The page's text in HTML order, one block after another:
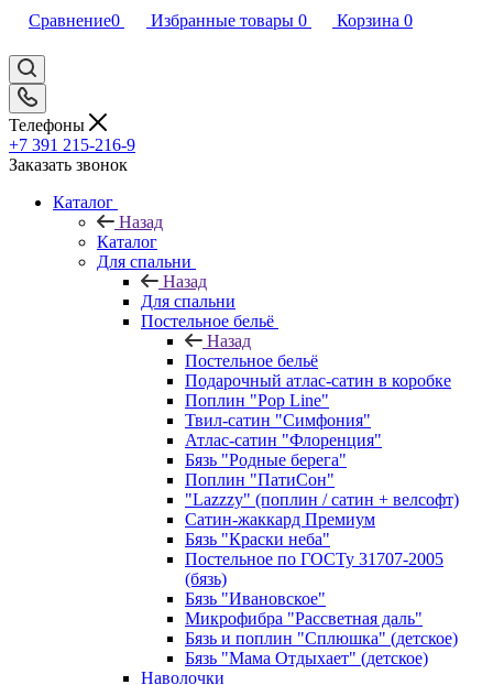
Сравнение0 Избранные товары 0 Корзина 0
Телефоны
+7 391 215-216-9
Заказать звонок
Каталог
Назад
Каталог
Для спальни
Назад
Для спальни
Постельное бельё
Назад
Постельное бельё
Подарочный атлас-сатин в коробке
Поплин "Pop Line"
Твил-сатин "Симфония"
Атлас-сатин "Флоренция"
Бязь "Родные берега"
Поплин "ПатиСон"
"Lazzzy" (поплин / сатин + велсофт)
Сатин-жаккард Премиум
Бязь "Краски неба"
Постельное по ГОСТу 31707-2005
(бязь)
Бязь "Ивановское"
Микрофибра "Рассветная даль"
Бязь и поплин "Сплюшка" (детское)
Бязь "Мама Отдыхает" (детское)
Наволочки